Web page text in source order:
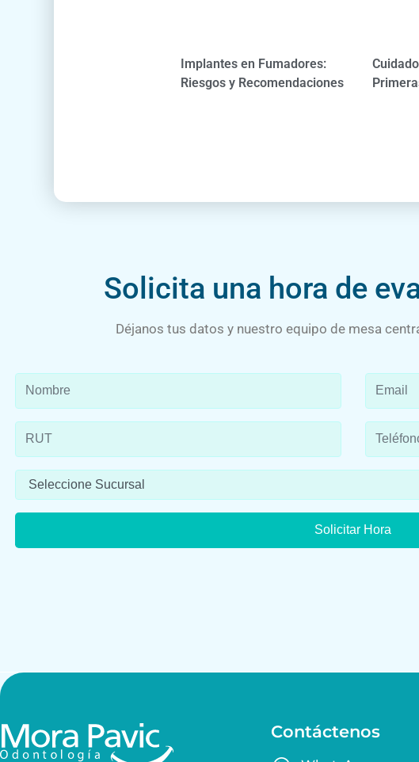
Implantes en Fumadores:
Riesgos y Recomendaciones
Solicita una hora de
Déjanos tus datos y nuestro equipo de mesa
Contáctenos